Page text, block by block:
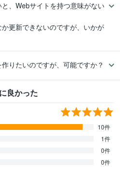
、Webサイトを持つ意味がない
更新できないのですが、いかが
良かった
10件
1件
0件
0件